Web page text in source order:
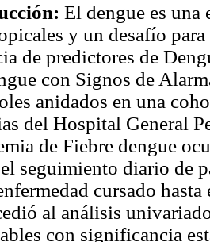
El dengue es una
y un desafío
de predictores de
con Signos de
anidados en una
del Hospital General
de Fiebre dengue
seguimiento diario de
cursado
al análisis
con significancia